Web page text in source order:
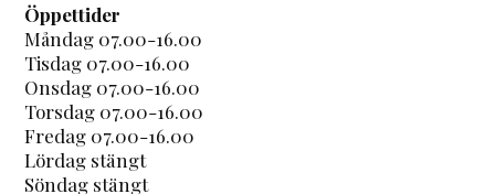
Öppettider
Måndag 07.00-16.00
Tisdag 07.00-16.00
Onsdag 07.00-16.00
Torsdag 07.00-16.00
Fredag 07.00-16.00
Lördag stängt
Söndag stängt